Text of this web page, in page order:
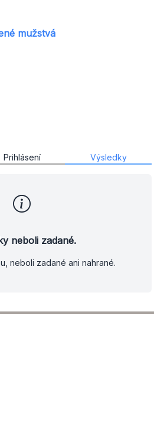
mužstvá
Prihlásení Výsledky
neboli zadané.
neboli zadané ani nahrané.